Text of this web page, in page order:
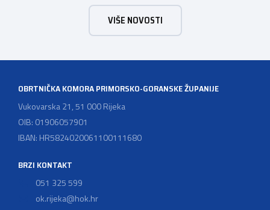
očekuje bogat stručni program s predavanjima
renomiranih domaćih i međunarodnih predavača: U sklopu
programa održat će se i panel rasprava „Profesija
VIŠE NOVOSTI
OBRTNIČKA KOMORA PRIMORSKO-GORANSKE ŽUPANIJE
Vukovarska 21, 51 000 Rijeka
OIB: 01906057901
IBAN: HR5824020061100111680
BRZI KONTAKT
051 325 599
ok.rijeka@hok.hr